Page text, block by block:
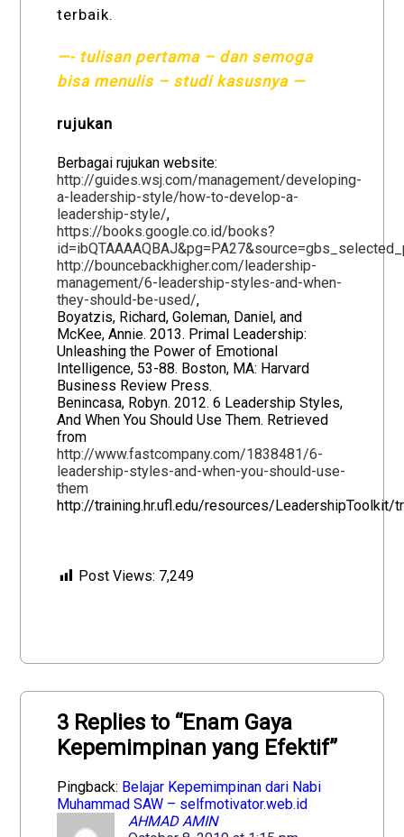
terbaik.
—- tulisan pertama – dan semoga
bisa menulis – studi kasusnya —
rujukan
Berbagai rujukan website:
http://guides.wsj.com/management/developing-
a-leadership-style/how-to-develop-a-
leadership-style/,
https://books.google.co.id/books?
http://bouncebackhigher.com/leadership-
management/6-leadership-styles-and-when-
they-should-be-used/,
Boyatzis, Richard, Goleman, Daniel, and
McKee, Annie. 2013. Primal Leadership:
Unleashing the Power of Emotional
Intelligence, 53-88. Boston, MA: Harvard
Business Review Press.
Benincasa, Robyn. 2012. 6 Leadership Styles,
And When You Should Use Them. Retrieved
from
http://www.fastcompany.com/1838481/6-
leadership-styles-and-when-you-should-use-
them
http://training.hr.ufl.edu/resources/
Post Views: 7,249
3 Replies to “Enam Gaya
Kepemimpinan yang Efektif”
Pingback: Belajar Kepemimpinan dari Nabi
Muhammad SAW – selfmotivator.web.id
AHMAD AMIN